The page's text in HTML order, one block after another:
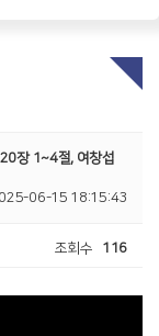
장 1~4절, 여창섭
06-15 18:15:43
조회수 116